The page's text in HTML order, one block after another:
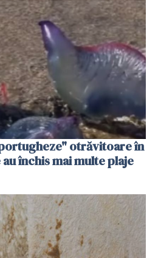
otrăvitoare în
închis mai multe plaje